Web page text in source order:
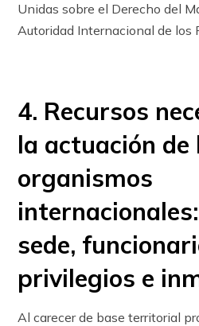
Unidas sobre el Derecho del
Autoridad Internacional de los
4. Recursos
la actuación de
organismos
sede,
privilegios e
Al carecer de base territorial